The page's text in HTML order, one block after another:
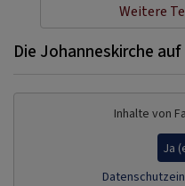
Weitere
Die Johanneskirche
Inhalte von
Ja